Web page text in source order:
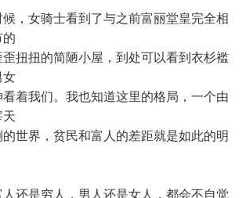
女骑士看到了与之前富丽堂皇完全相
的
扭扭的简陋小屋，到处可以看到衣杉褴
女
着我们。我也知道这里的格局，一个由
天
世界，贫民和富人的差距就是如此的明
是穷人，男人还是女人，都会不自觉